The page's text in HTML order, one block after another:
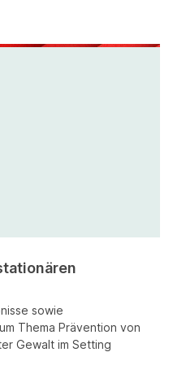
sowie
Thema Prävention von
Gewalt im Setting